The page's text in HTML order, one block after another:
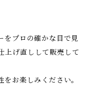
プロの確かな目で見
上げ直しして販売して
お楽しみください。